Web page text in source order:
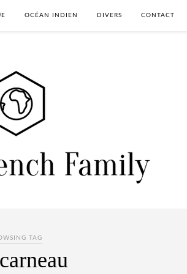
OCÉAN INDIEN DIVERS CONTACT
TAG